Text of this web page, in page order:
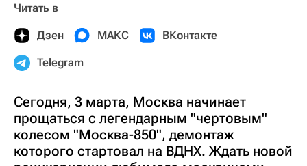
Читать в
Дзен МАКС ВКонтакте
Telegram
Сегодня, 3 марта, Москва начинает
прощаться с легендарным "чертовым"
колесом "Москва-850", демонтаж
которого стартовал на ВДНХ. Ждать новой